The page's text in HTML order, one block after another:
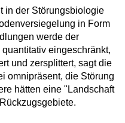
in der Störungsbiologie
in Form
werde der
eingeschränkt,
und zersplittert, sagt die
omnipräsent, die Störung
hätten eine "Landschaft